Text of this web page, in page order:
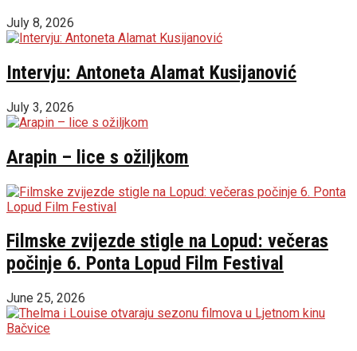
July 8, 2026
Intervju: Antoneta Alamat Kusijanović
July 3, 2026
Arapin – lice s ožiljkom
Filmske zvijezde stigle na Lopud: večeras
počinje 6. Ponta Lopud Film Festival
June 25, 2026